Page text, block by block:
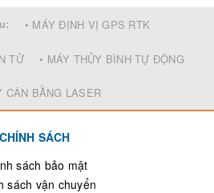
• MÁY ĐỊNH VỊ GPS RTK
TỬ • MÁY THỦY BÌNH TỰ ĐỘNG
CÂN BẰNG LASER
CHÍNH SÁCH
sách bảo mật
sách vận chuyển